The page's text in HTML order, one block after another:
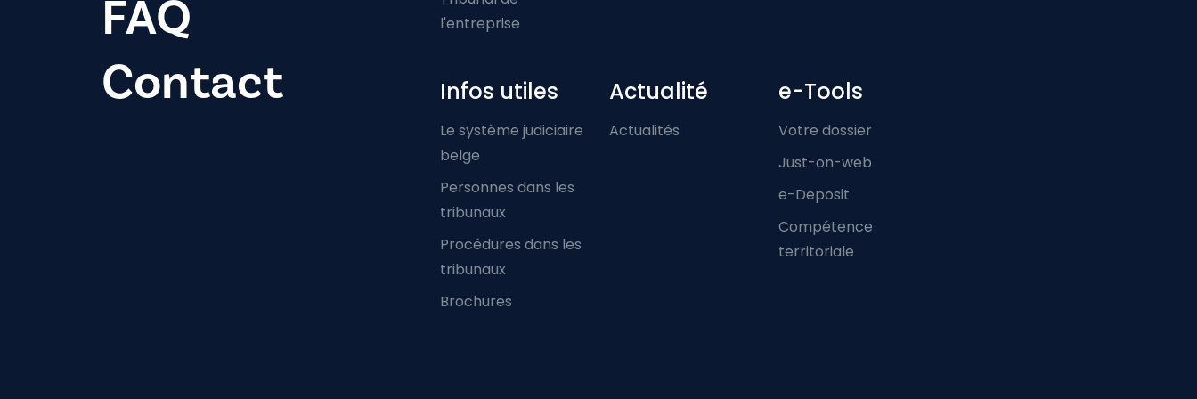
FAQ
Contact
l'entreprise
Infos utiles
Le système judiciaire
belge
Personnes dans les
tribunaux
Procédures dans les
tribunaux
Brochures
Actualité
Actualités
e-Tools
Votre dossier
Just-on-web
e-Deposit
Compétence
territoriale